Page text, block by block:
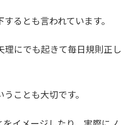
るとも言われています。
にでも起きて毎日規則正し
ことも大切です。